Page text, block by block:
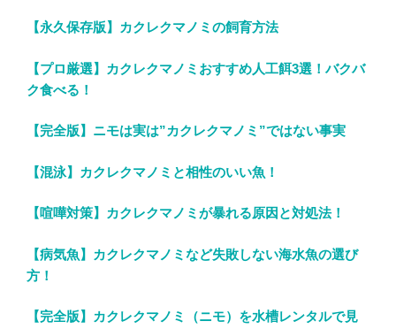
【永久保存版】カクレクマノミの飼育方法
【プロ厳選】カクレクマノミおすすめ人工餌3選！バクバ
ク食べる！
【完全版】ニモは実は”カクレクマノミ”ではない事実
【混泳】カクレクマノミと相性のいい魚！
【喧嘩対策】カクレクマノミが暴れる原因と対処法！
【病気魚】カクレクマノミなど失敗しない海水魚の選び
方！
【完全版】カクレクマノミ（ニモ）を水槽レンタルで見